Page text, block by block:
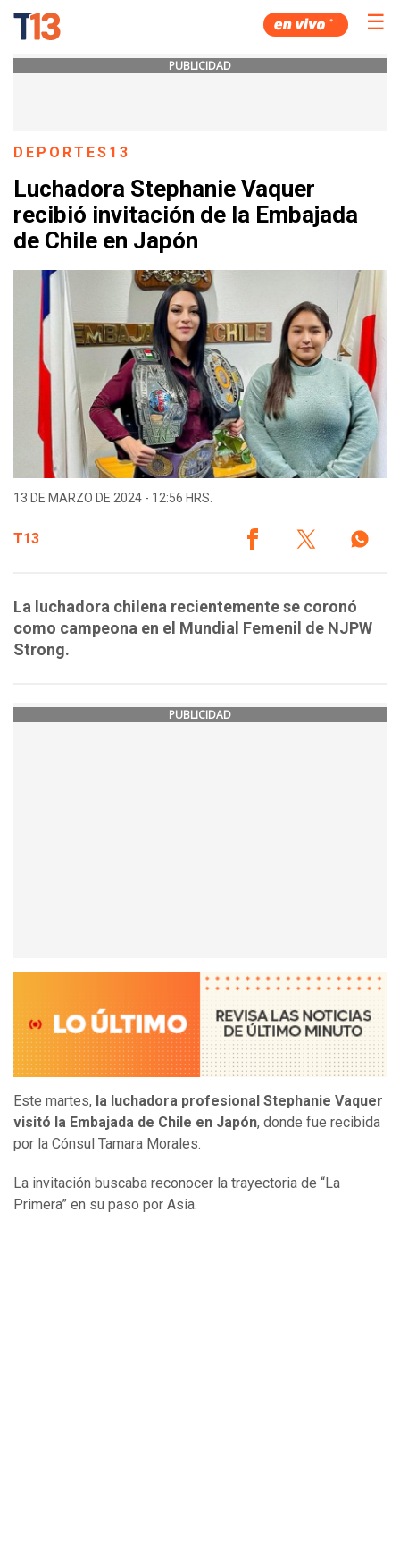
☰
PUBLICIDAD
DEPORTES13
Luchadora Stephanie Vaquer
recibió invitación de la Embajada
de Chile en Japón
13 DE MARZO DE 2024 - 12:56 HRS.
T13
La luchadora chilena recientemente se coronó
como campeona en el Mundial Femenil de NJPW
Strong.
PUBLICIDAD
Este martes, la luchadora profesional Stephanie Vaquer
visitó la Embajada de Chile en Japón, donde fue recibida
por la Cónsul Tamara Morales.
La invitación buscaba reconocer la trayectoria de “La
Primera” en su paso por Asia.